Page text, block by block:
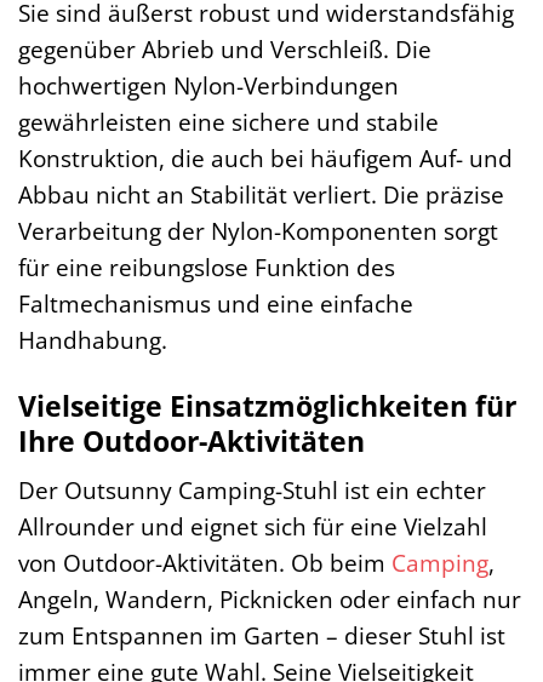
Sie sind äußerst robust und widerstandsfähig
gegenüber Abrieb und Verschleiß. Die
hochwertigen Nylon-Verbindungen
gewährleisten eine sichere und stabile
Konstruktion, die auch bei häufigem Auf- und
Abbau nicht an Stabilität verliert. Die präzise
Verarbeitung der Nylon-Komponenten sorgt
für eine reibungslose Funktion des
Faltmechanismus und eine einfache
Handhabung.
Vielseitige Einsatzmöglichkeiten für
Ihre Outdoor-Aktivitäten
Der Outsunny Camping-Stuhl ist ein echter
Allrounder und eignet sich für eine Vielzahl
von Outdoor-Aktivitäten. Ob beim Camping,
Angeln, Wandern, Picknicken oder einfach nur
zum Entspannen im Garten – dieser Stuhl ist
immer eine gute Wahl. Seine Vielseitigkeit